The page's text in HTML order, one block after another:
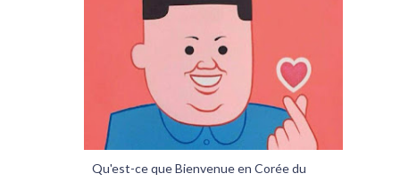
Qu'est-ce que Bienvenue en Corée du